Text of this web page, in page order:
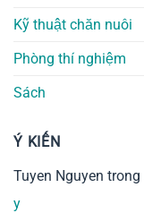
Kỹ thuật chăn nuôi
Phòng thí nghiệm
Sách
Ý KIẾN
Tuyen Nguyen trong
y